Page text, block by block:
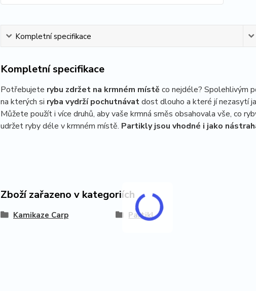
Kompletní specifikace
Kompletní specifikace
Potřebujete rybu zdržet na krmném místě co nejdéle? Spolehlivým
na kterých si ryba vydrží pochutnávatdost dlouho a které jí nezasytí
Můžete použít i více druhů, aby vaše krmná směs obsahovala vše, co
udržet ryby déle v krmném místě. Partikly jsou vhodné i jako
Zboží zařazeno v kategoriích
Kamikaze Carp Partikl